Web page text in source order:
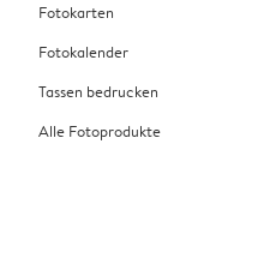
Fotokarten
Fotokalender
Tassen bedrucken
Alle Fotoprodukte